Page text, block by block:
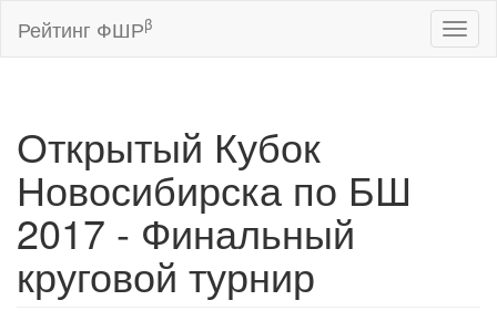
Рейтинг ФШРβ
Открытый Кубок
Новосибирска по БШ
2017 - Финальный
круговой турнир